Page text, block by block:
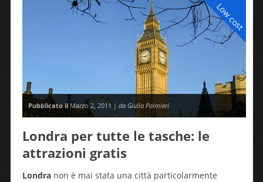
Low cost
Pubblicato ilMarzo 2, 2011 | da Giulia Palmieri
Londra per tutte le tasche: le
attrazioni gratis
Londranon è mai stata una città particolarmente